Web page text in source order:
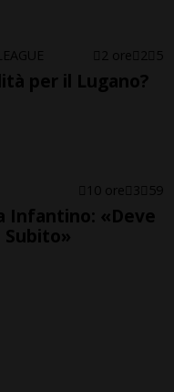
2 ore 2 5
per il Lugano?
10 ore 3 59
Infantino: «Deve
Subito»